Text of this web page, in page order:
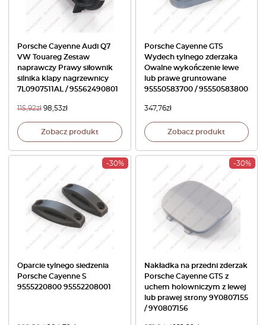
Porsche Cayenne Audi Q7
VW Touareg Zestaw
naprawczy Prawy siłownik
silnika klapy nagrzewnicy
7L0907511AL / 95562490801
115,92zł 98,53zł
Zobacz produkt
Porsche Cayenne GTS
Wydech tylnego zderzaka
Owalne wykończenie lewe
lub prawe gruntowane
95550583700 / 95550583800
347,76zł
Zobacz produkt
-30%
Oparcie tylnego siedzenia
Porsche Cayenne S
9555220800 95552208001
-30%
Nakładka na przedni zderzak
Porsche Cayenne GTS z
uchem holowniczym z lewej
lub prawej strony 9Y0807155
/ 9Y0807156